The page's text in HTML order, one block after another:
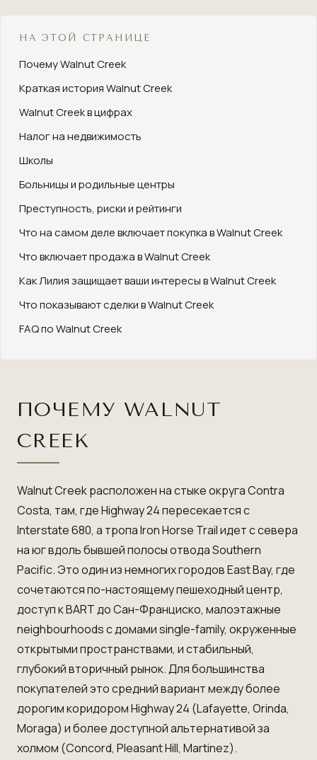
НА ЭТОЙ СТРАНИЦЕ
Почему Walnut Creek
Краткая история Walnut Creek
Walnut Creek в цифрах
Налог на недвижимость
Школы
Больницы и родильные центры
Преступность, риски и рейтинги
Что на самом деле включает покупка в Walnut Creek
Что включает продажа в Walnut Creek
Как Лилия защищает ваши интересы в Walnut Creek
Что показывают сделки в Walnut Creek
FAQ по Walnut Creek
ПОЧЕМУ WALNUT
CREEK
Walnut Creek расположен на стыке округа Contra
Costa, там, где Highway 24 пересекается с
Interstate 680, а тропа Iron Horse Trail идет с севера
на юг вдоль бывшей полосы отвода Southern
Pacific. Это один из немногих городов East Bay, где
сочетаются по-настоящему пешеходный центр,
доступ к BART до Сан-Франциско, малоэтажные
neighbourhoods с домами single-family, окруженные
открытыми пространствами, и стабильный,
глубокий вторичный рынок. Для большинства
покупателей это средний вариант между более
дорогим коридором Highway 24 (Lafayette, Orinda,
Moraga) и более доступной альтернативой за
холмом (Concord, Pleasant Hill, Martinez).